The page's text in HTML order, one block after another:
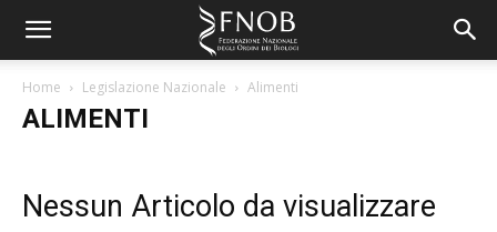
Home Legislazione Nazionale Alimenti
ALIMENTI
Nessun Articolo da visualizzare